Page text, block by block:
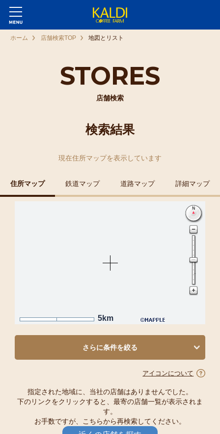
STORES
店舗検索
ホーム 店舗検索TOP 地図とリスト
検索結果
現在住所マップを表示しています
住所マップ 鉄道マップ 道路マップ 詳細マップ
5km
さらに条件を絞る
アイコンについて
指定された地域に、当社の店舗はありませんでした。
下のリンクをクリックすると、最寄の店舗一覧が表示されま
す。
お手数ですが、こちらから再検索してください。